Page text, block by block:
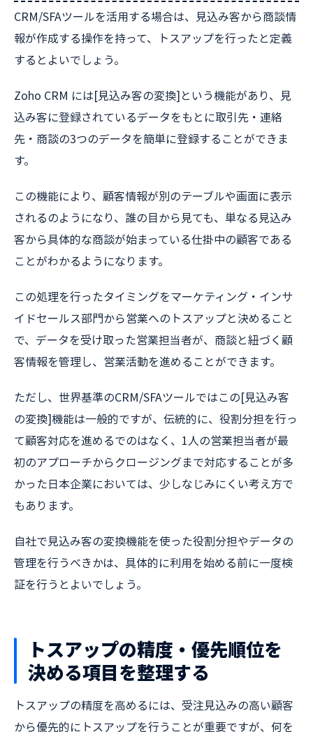
CRM/SFAツールを活用する場合は、見込み客から商談情
報が作成する操作を持って、トスアップを行ったと定義
するとよいでしょう。
Zoho CRM には[見込み客の変換]という機能があり、見
込み客に登録されているデータをもとに取引先・連絡
先・商談の3つのデータを簡単に登録することができま
す。
この機能により、顧客情報が別のテーブルや画面に表示
されるのようになり、誰の目から見ても、単なる見込み
客から具体的な商談が始まっている仕掛中の顧客である
ことがわかるようになります。
この処理を行ったタイミングをマーケティング・インサ
イドセールス部門から営業へのトスアップと決めること
で、データを受け取った営業担当者が、商談と紐づく顧
客情報を管理し、営業活動を進めることができます。
ただし、世界基準のCRM/SFAツールではこの[見込み客
の変換]機能は一般的ですが、伝統的に、役割分担を行っ
て顧客対応を進めるでのはなく、1人の営業担当者が最
初のアプローチからクロージングまで対応することが多
かった日本企業においては、少しなじみにくい考え方で
もあります。
自社で見込み客の変換機能を使った役割分担やデータの
管理を行うべきかは、具体的に利用を始める前に一度検
証を行うとよいでしょう。
トスアップの精度・優先順位を
決める項目を整理する
トスアップの精度を高めるには、受注見込みの高い顧客
から優先的にトスアップを行うことが重要ですが、何を